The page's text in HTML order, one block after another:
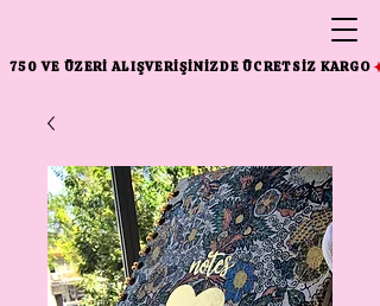
750 VE ÜZERI ALIŞVERIŞINIZDE ÜCRETSIZ KARGO